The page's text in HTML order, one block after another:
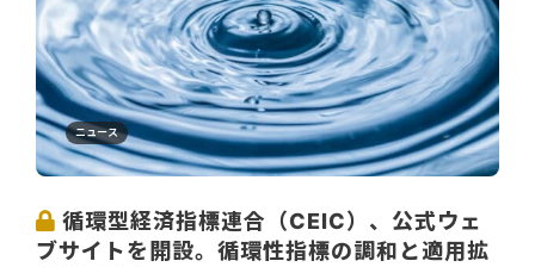
ニュース
循環型経済指標連合（CEIC）、公式ウェ
ブサイトを開設。循環性指標の調和と適用拡